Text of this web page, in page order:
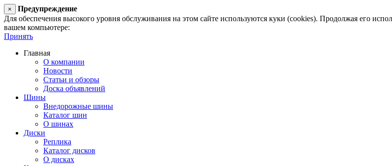
×
Предупреждение
Для обеспечения высокого уровня обслуживания на этом сайте используются куки (cookies). Продолжая его
вашем компьютере:
Принять
Главная
О компании
Новости
Статьи и обзоры
Доска объявлений
Шины
Внедорожные шины
Каталог шин
О шинах
Диски
Реплика
Каталог дисков
О дисках